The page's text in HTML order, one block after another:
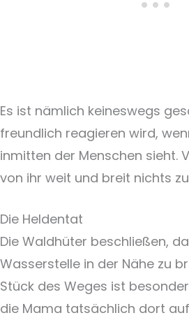
Es ist nämlich keineswegs
freundlich reagieren wird,
inmitten der Menschen sieht.
von ihr weit und breit nichts
Die Heldentat
Die Waldhüter beschließen,
Wasserstelle in der Nähe zu
Stück des Weges ist
die Mama tatsächlich dort